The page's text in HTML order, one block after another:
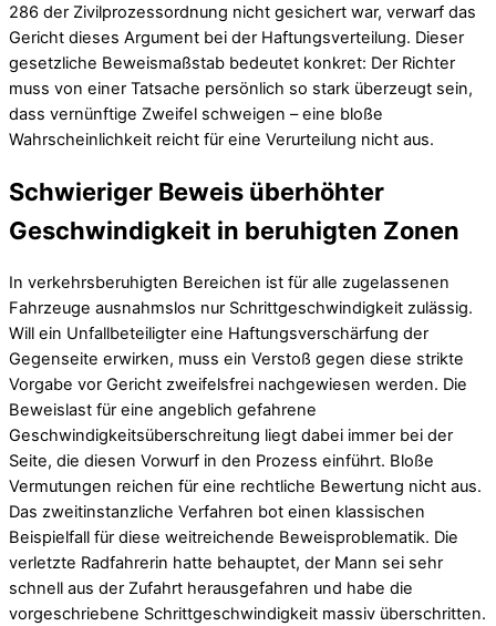
286 der Zivilprozessordnung nicht gesichert war, verwarf das
Gericht dieses Argument bei der Haftungsverteilung. Dieser
gesetzliche Beweismaßstab bedeutet konkret: Der Richter
muss von einer Tatsache persönlich so stark überzeugt sein,
dass vernünftige Zweifel schweigen – eine bloße
Wahrscheinlichkeit reicht für eine Verurteilung nicht aus.
Schwieriger Beweis überhöhter
Geschwindigkeit in beruhigten Zonen
In verkehrsberuhigten Bereichen ist für alle zugelassenen
Fahrzeuge ausnahmslos nur Schrittgeschwindigkeit zulässig.
Will ein Unfallbeteiligter eine Haftungsverschärfung der
Gegenseite erwirken, muss ein Verstoß gegen diese strikte
Vorgabe vor Gericht zweifelsfrei nachgewiesen werden. Die
Beweislast für eine angeblich gefahrene
Geschwindigkeitsüberschreitung liegt dabei immer bei der
Seite, die diesen Vorwurf in den Prozess einführt. Bloße
Vermutungen reichen für eine rechtliche Bewertung nicht aus.
Das zweitinstanzliche Verfahren bot einen klassischen
Beispielfall für diese weitreichende Beweisproblematik. Die
verletzte Radfahrerin hatte behauptet, der Mann sei sehr
schnell aus der Zufahrt herausgefahren und habe die
vorgeschriebene Schrittgeschwindigkeit massiv überschritten.